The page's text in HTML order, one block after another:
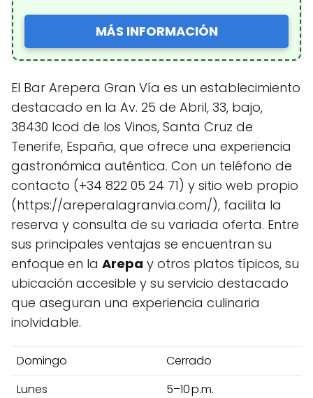
MÁS INFORMACIÓN
El Bar Arepera Gran Vía es un establecimiento
destacado en la Av. 25 de Abril, 33, bajo,
38430 Icod de los Vinos, Santa Cruz de
Tenerife, España, que ofrece una experiencia
gastronómica auténtica. Con un teléfono de
contacto (+34 822 05 24 71) y sitio web propio
(https://areperalagranvia.com/), facilita la
reserva y consulta de su variada oferta. Entre
sus principales ventajas se encuentran su
enfoque en la Arepa y otros platos típicos, su
ubicación accesible y su servicio destacado
que aseguran una experiencia culinaria
inolvidable.
Domingo
Cerrado
Lunes
5–10 p.m.